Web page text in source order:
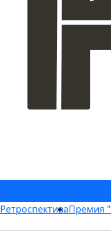
РетроспективаПремия